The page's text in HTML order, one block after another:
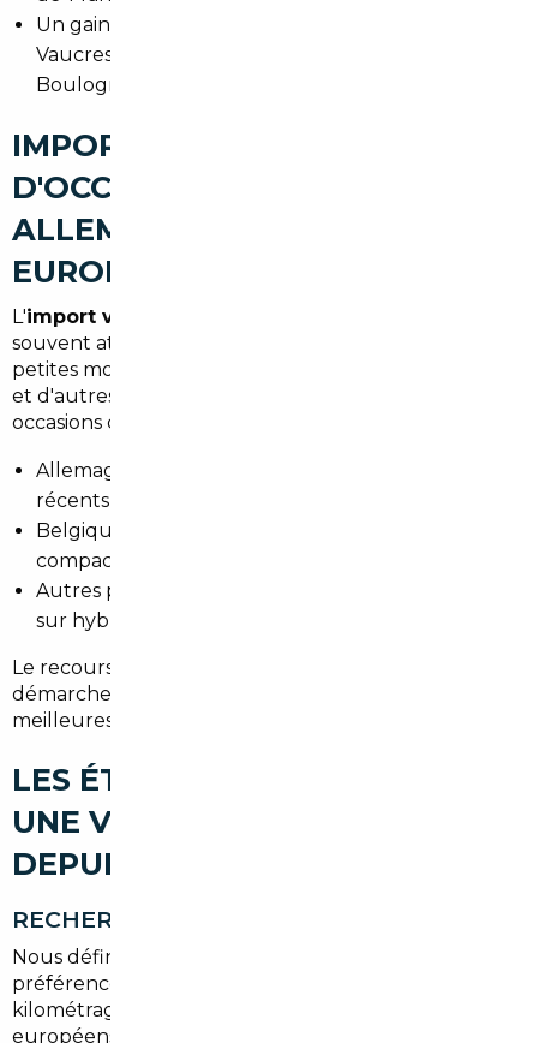
Un gain de temps pour les habitants de
Vaucresson et des communes proches comme
Boulogne-Billancourt ou Suresnes.
IMPORT DE VOITURES
D'OCCASION À VAUCRESSON :
ALLEMAGNE, BELGIQUE ET
EUROPE
L'import voiture Allemagne Vaucresson
souvent attractif pour les modèles premium et les
petites motorisations bien entretenues. La Belgique
et d'autres pays européens proposent aussi des
occasions compétitives. Différences notables :
Allemagne : large offre de berlines et de SUV
récents, historique d'entretien détaillé.
Belgique : bonnes affaires sur citadines et
compactes, formalités souvent simplifiées.
Autres pays européens : opportunités ponctuelles
sur hybrides et véhicules thermiques spécifiques.
Le recours à un mandataire local optimise les
démarches d'import et vous fait bénéficier des
meilleures marges.
LES ÉTAPES POUR IMPORTER
UNE VOITURE D'OCCASION
DEPUIS VAUCRESSON
RECHERCHE DU VÉHICULE
Nous définissons ensemble votre budget,
préférences (SUV, hybride, premium, citadine) et
kilométrage acceptable. Nous scrutons les marchés
européens et sélectionnons les annonces sérieuses.